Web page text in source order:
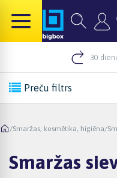
30
Preču filtrs
/Smaržas, kosmētika, higiēna/
Smaržas